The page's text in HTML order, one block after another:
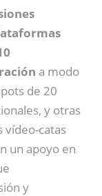
a modo
de 20
y otras
vídeo-catas
un apoyo en
y